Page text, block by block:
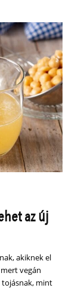
az új
akiknek el
vegán
tojásnak, mint